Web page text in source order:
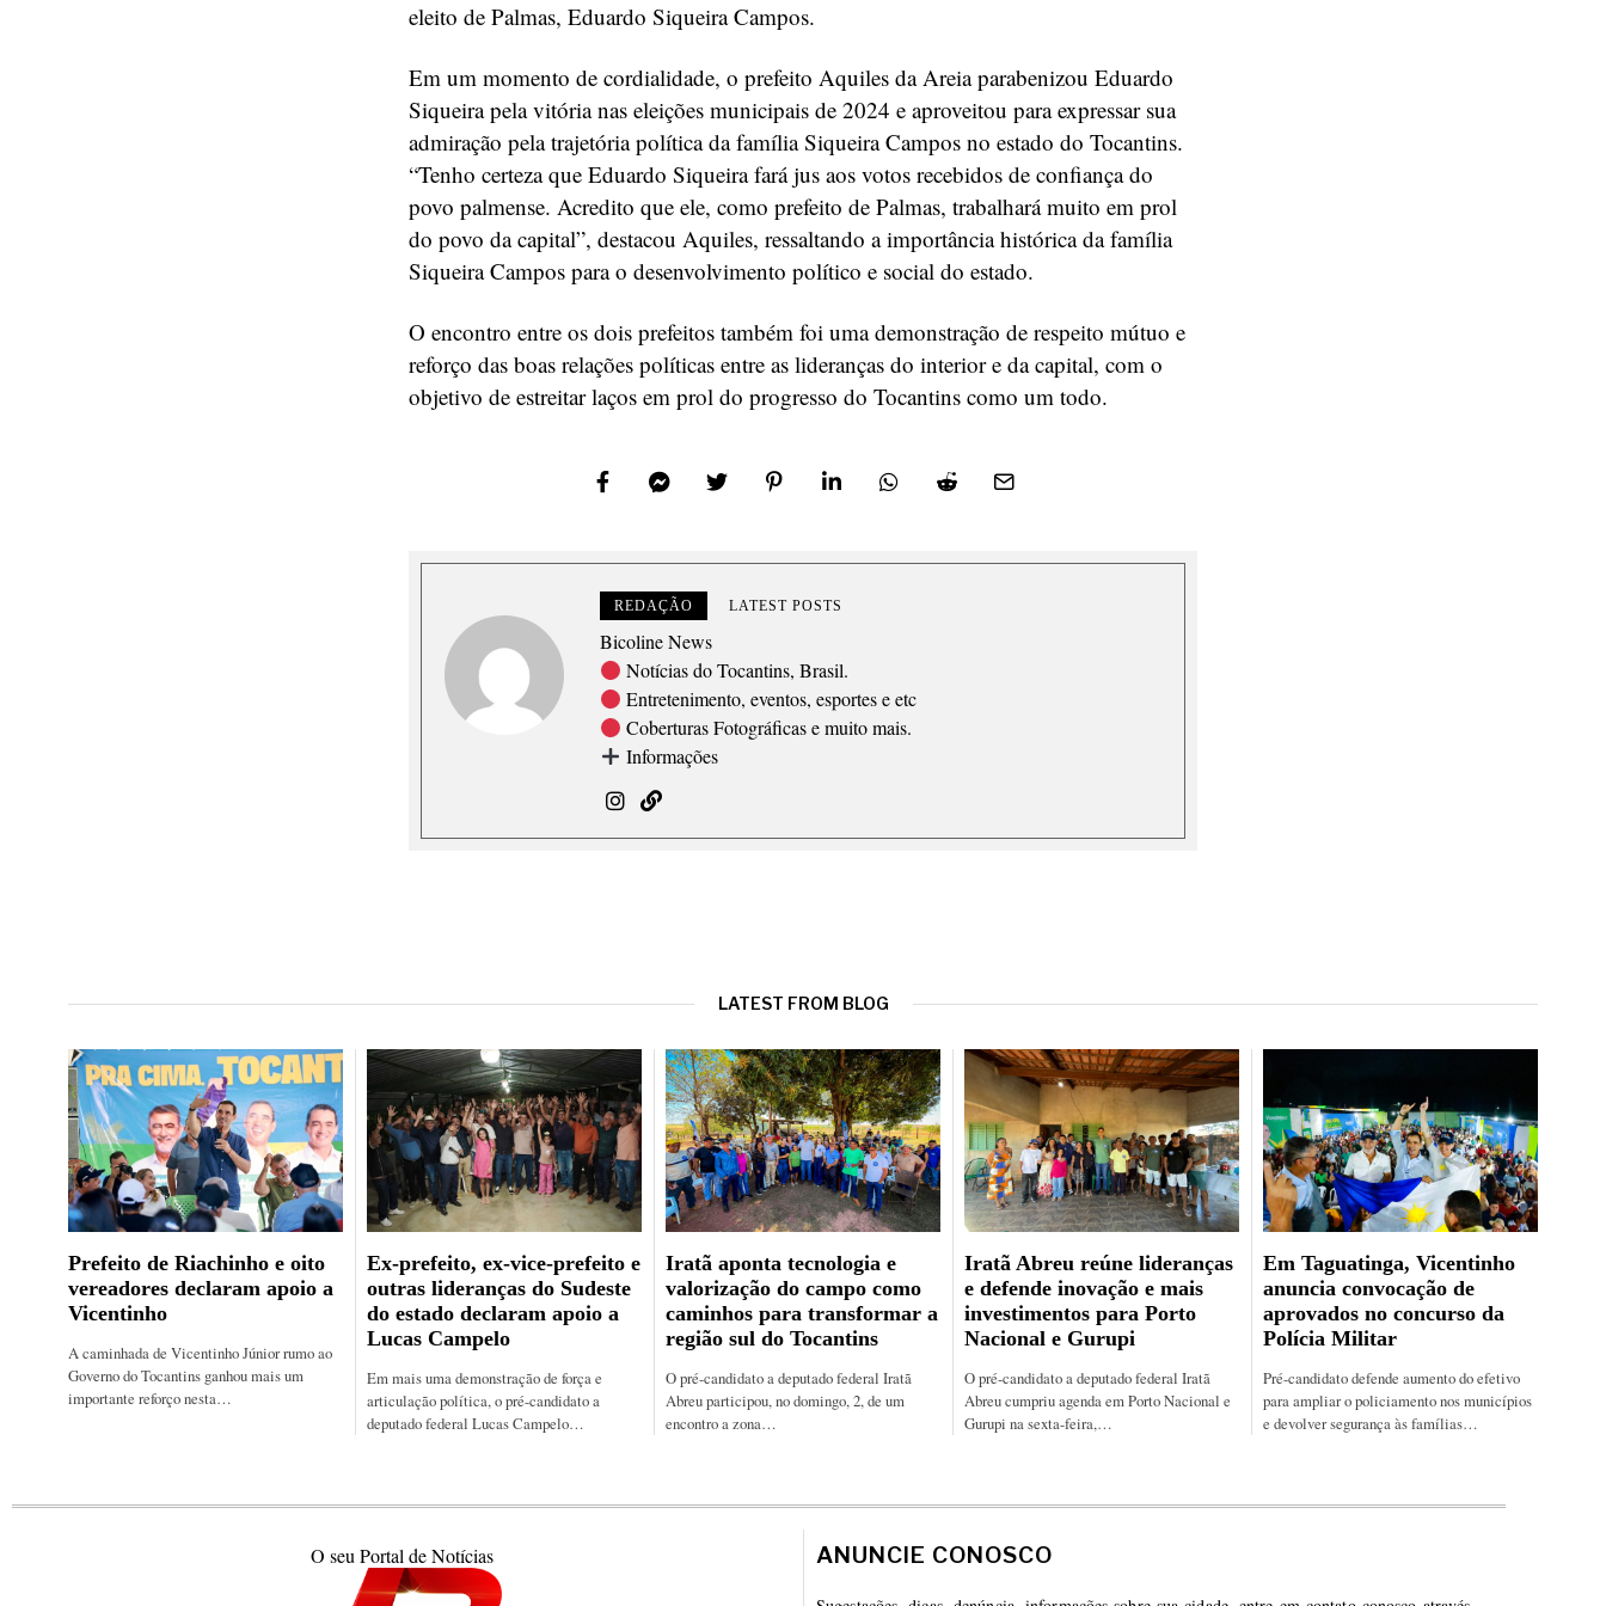
eleito de Palmas, Eduardo Siqueira Campos.
Em um momento de cordialidade, o prefeito Aquiles da Areia parabenizou Eduardo
Siqueira pela vitória nas eleições municipais de 2024 e aproveitou para expressar sua
admiração pela trajetória política da família Siqueira Campos no estado do Tocantins.
“Tenho certeza que Eduardo Siqueira fará jus aos votos recebidos de confiança do
povo palmense. Acredito que ele, como prefeito de Palmas, trabalhará muito em prol
do povo da capital”, destacou Aquiles, ressaltando a importância histórica da família
Siqueira Campos para o desenvolvimento político e social do estado.
O encontro entre os dois prefeitos também foi uma demonstração de respeito mútuo e
reforço das boas relações políticas entre as lideranças do interior e da capital, com o
objetivo de estreitar laços em prol do progresso do Tocantins como um todo.
REDAÇÃO LATEST POSTS
Bicoline News
Notícias do Tocantins, Brasil.
Entretenimento, eventos, esportes e etc
Coberturas Fotográficas e muito mais.
Informações
LATEST FROM BLOG
Prefeito de Riachinho e oito
vereadores declaram apoio a
Vicentinho
A caminhada de Vicentinho Júnior rumo ao
Governo do Tocantins ganhou mais um
importante reforço nesta…
Ex-prefeito, ex-vice-prefeito e
outras lideranças do Sudeste
do estado declaram apoio a
Lucas Campelo
Em mais uma demonstração de força e
articulação política, o pré-candidato a
deputado federal Lucas Campelo…
Iratã aponta tecnologia e
valorização do campo como
caminhos para transformar a
região sul do Tocantins
O pré-candidato a deputado federal Iratã
Abreu participou, no domingo, 2, de um
encontro a zona…
Iratã Abreu reúne lideranças
e defende inovação e mais
investimentos para Porto
Nacional e Gurupi
O pré-candidato a deputado federal Iratã
Abreu cumpriu agenda em Porto Nacional e
Gurupi na sexta-feira,…
Em Taguatinga, Vicentinho
anuncia convocação de
aprovados no concurso da
Polícia Militar
Pré-candidato defende aumento do efetivo
para ampliar o policiamento nos municípios
e devolver segurança às famílias…
O seu Portal de Notícias ANUNCIE CONOSCO